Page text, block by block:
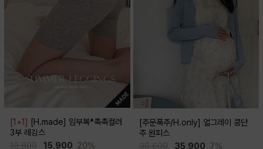
[1+1] [H.made] 임부복*촉촉컬러
3부 레깅스
15,900 20%
[주문폭주/H.only] 얼그레이 콩단
추 원피스
35,900 7%